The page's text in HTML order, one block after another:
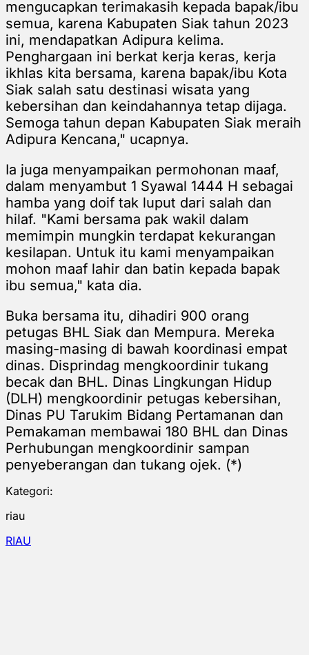
mengucapkan terimakasih kepada bapak/ibu
semua, karena Kabupaten Siak tahun 2023
ini, mendapatkan Adipura kelima.
Penghargaan ini berkat kerja keras, kerja
ikhlas kita bersama, karena bapak/ibu Kota
Siak salah satu destinasi wisata yang
kebersihan dan keindahannya tetap dijaga.
Semoga tahun depan Kabupaten Siak meraih
Adipura Kencana," ucapnya.
Ia juga menyampaikan permohonan maaf,
dalam menyambut 1 Syawal 1444 H sebagai
hamba yang doif tak luput dari salah dan
hilaf. "Kami bersama pak wakil dalam
memimpin mungkin terdapat kekurangan
kesilapan. Untuk itu kami menyampaikan
mohon maaf lahir dan batin kepada bapak
ibu semua," kata dia.
Buka bersama itu, dihadiri 900 orang
petugas BHL Siak dan Mempura. Mereka
masing-masing di bawah koordinasi empat
dinas. Disprindag mengkoordinir tukang
becak dan BHL. Dinas Lingkungan Hidup
(DLH) mengkoordinir petugas kebersihan,
Dinas PU Tarukim Bidang Pertamanan dan
Pemakaman membawai 180 BHL dan Dinas
Perhubungan mengkoordinir sampan
penyeberangan dan tukang ojek. (*)
Kategori:
riau
RIAU